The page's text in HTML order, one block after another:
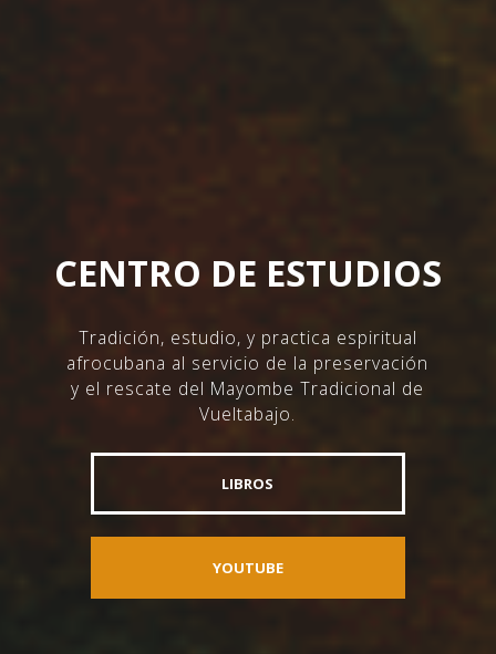
CENTRO DE ESTUDIOS
Tradición, estudio, y practica espiritual
afrocubana al servicio de la preservación
y el rescate del Mayombe Tradicional de
Vueltabajo.
LIBROS
YOUTUBE